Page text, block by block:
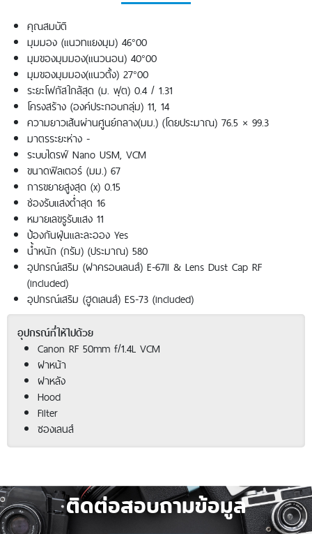
คุณสมบัติ
มุมมอง (แนวทแยงมุม) 46°00
มุมของมุมมอง(แนวนอน) 40°00
มุมของมุมมอง(แนวตั้ง) 27°00
ระยะโฟกัสใกล้สุด (ม. ฟุต) 0.4 / 1.31
โครงสร้าง (องค์ประกอบกลุ่ม) 11, 14
ความยาวเส้นผ่านศูนย์กลาง(มม.) (โดยประมาณ) 76.5 × 99.3
มาตรระยะห่าง -
ระบบไดรฟ์ Nano USM, VCM
ขนาดฟิลเตอร์ (มม.) 67
การขยายสูงสุด (x) 0.15
ช่องรับแสงต่ำสุด 16
หมายเลขรูรับแสง 11
ป้องกันฝุ่นและละออง Yes
น้ำหนัก (กรัม) (ประมาณ) 580
อุปกรณ์เสริม (ฝาครอบเลนส์) E-67II & Lens Dust Cap RF
(included)
อุปกรณ์เสริม (ฮูดเลนส์) ES-73 (included)
อุปกรณ์ที่ให้ไปด้วย
Canon RF 50mm f/1.4L VCM
ฝาหน้า
ฝาหลัง
Hood
Filter
ซองเลนส์
ติดต่อสอบถามข้อมูล